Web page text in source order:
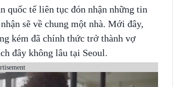
quốc tế liên tục đón nhận những tin
sẽ về chung một nhà. Mới đây,
kém đã chính thức trở thành vợ
đây không lâu tại Seoul.